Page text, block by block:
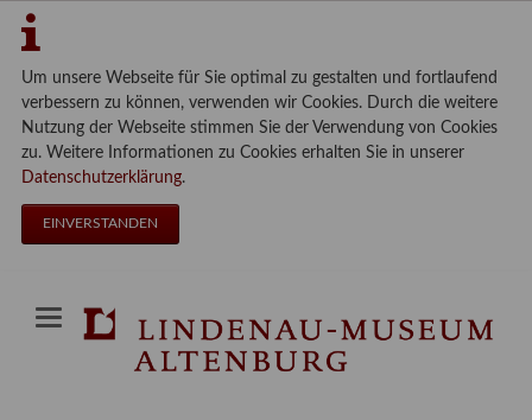
Um unsere Webseite für Sie optimal zu gestalten und fortlaufend
verbessern zu können, verwenden wir Cookies. Durch die weitere
Nutzung der Webseite stimmen Sie der Verwendung von Cookies
zu. Weitere Informationen zu Cookies erhalten Sie in unserer
Datenschutzerklärung.
EINVERSTANDEN